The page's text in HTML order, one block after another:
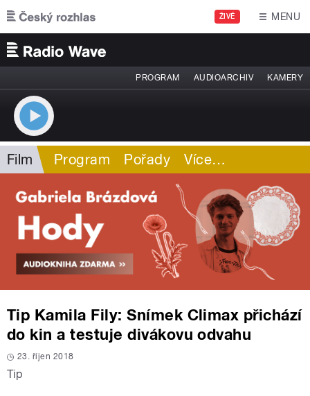
Přejít k hlavnímu obsahu
ŽIVĚ MENU
PROGRAM AUDIOARCHIV KAMERY
Film Program Pořady Více…
Tip Kamila Fily: Snímek Climax přichází
do kin a testuje divákovu odvahu
23. říjen 2018
Tip